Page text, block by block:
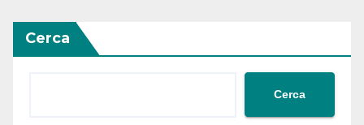
Cerca
Cerca